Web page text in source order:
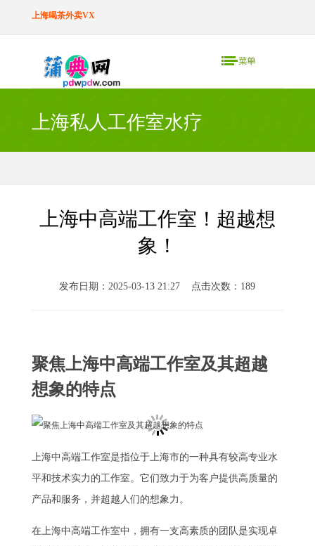
上海喝茶外卖VX
上海私人工作室水疗
上海中高端工作室！超越想
象！
发布日期：2025-03-13 21:27 点击次数：189
聚焦上海中高端工作室及其超越
想象的特点
上海中高端工作室是指位于上海市的一种具有较高专业水
平和技术实力的工作室。它们致力于为客户提供高质量的
产品和服务，并超越人们的想象力。
在上海中高端工作室中，拥有一支高素质的团队是实现卓